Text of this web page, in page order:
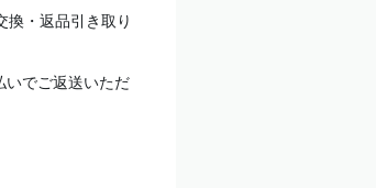
換・返品引き取り
いでご返送いただ